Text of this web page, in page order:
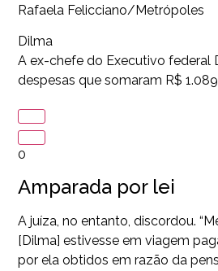
Rafaela Felicciano/Metrópoles
Dilma
A ex-chefe do Executivo federal
despesas que somaram R$
0
Amparada por lei
A juíza, no entanto, discordou.
[Dilma] estivesse em viagem
por ela obtidos em razão da